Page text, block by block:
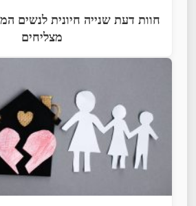
חוות דעת שנייה חיונית לנשים
מצליחים